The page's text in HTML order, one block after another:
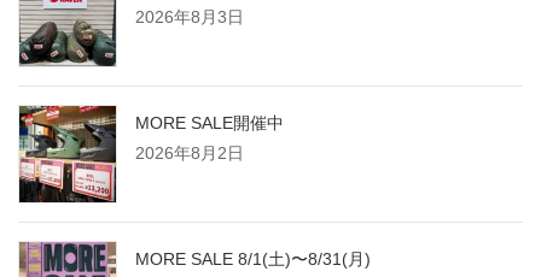
2026年8月3日
MORE SALE開催中
2026年8月2日
MORE SALE 8/1(土)〜8/31(月)